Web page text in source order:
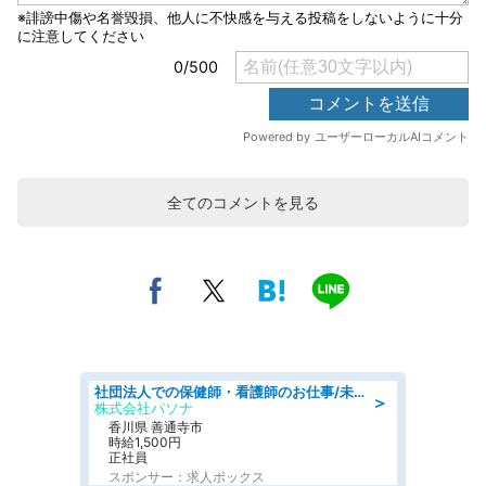
全てのコメントを見る
＞
社団法人での保健師・看護師のお仕事/未経験OK/要資格:普通免許、保健師、正看護師
株式会社パソナ
香川県 善通寺市
時給1,500円
正社員
スポンサー：求人ボックス